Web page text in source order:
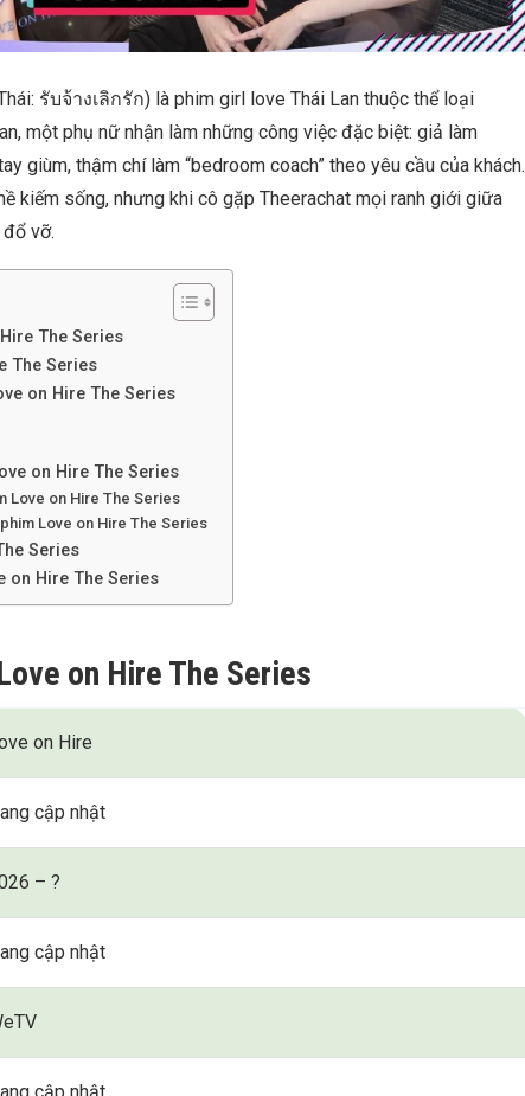
รับจ้างเลิกรัก) là phim girl love Thái Lan thuộc thể loại
một phụ nữ nhận làm những công việc đặc biệt: giả làm
giùm, thậm chí làm “bedroom coach” theo yêu cầu của khách.
kiếm sống, nhưng khi cô gặp Theerachat mọi ranh giới giữa
vỡ.
The Series
The Series
on Hire The Series
on Hire The Series
Love on Hire The Series
Love on Hire The Series
Series
on Hire The Series
on Hire The Series
on Hire
cập nhật
– ?
cập nhật